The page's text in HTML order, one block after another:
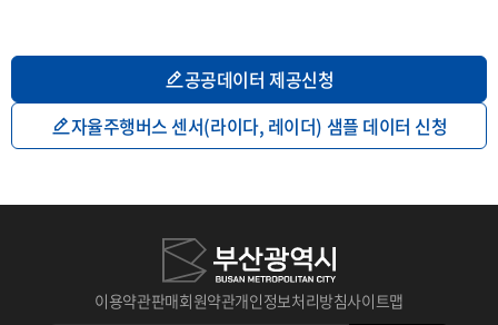
공공데이터 제공신청
자율주행버스 센서(라이다, 레이더) 샘플 데이터 신청
이용약관판매회원약관개인정보처리방침사이트맵